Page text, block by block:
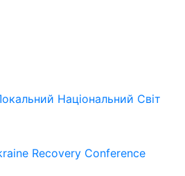
Національний Світ
Recovery Conference